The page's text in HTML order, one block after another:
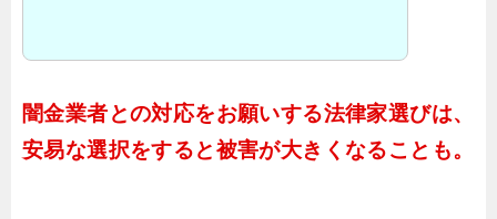
闇金業者との対応をお願いする法律家選びは、
安易な選択をすると被害が大きくなることも。